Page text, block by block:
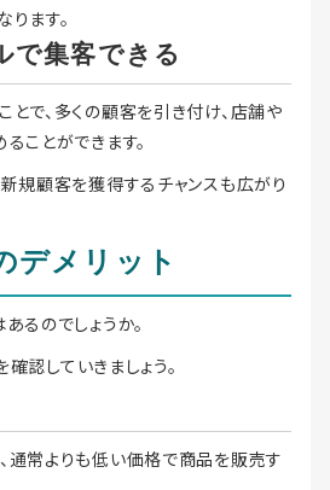
ます。
で集客できる
で、多くの顧客を引き付け、店舗や
ことができます。
規顧客を獲得するチャンスも広がり
デメリット
るのでしょうか。
確認していきましょう。
通常よりも低い価格で商品を販売す